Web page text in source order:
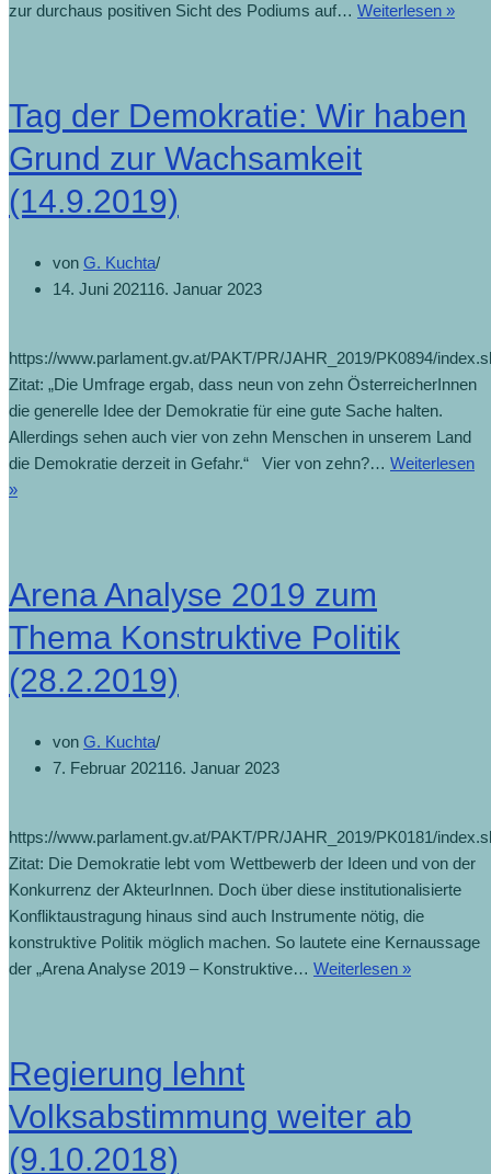
zur durchaus positiven Sicht des Podiums auf… Weiterlesen »
Tag der Demokratie: Wir haben
Grund zur Wachsamkeit
(14.9.2019)
von G. Kuchta
14. Juni 202116. Januar 2023
https://www.parlament.gv.at/PAKT/PR/JAHR_2019/PK0894/
Zitat: „Die Umfrage ergab, dass neun von zehn ÖsterreicherInnen
die generelle Idee der Demokratie für eine gute Sache halten.
Allerdings sehen auch vier von zehn Menschen in unserem Land
die Demokratie derzeit in Gefahr.“ Vier von zehn?… Weiterlesen
»
Arena Analyse 2019 zum
Thema Konstruktive Politik
(28.2.2019)
von G. Kuchta
7. Februar 202116. Januar 2023
https://www.parlament.gv.at/PAKT/PR/JAHR_2019/PK0181/
Zitat: Die Demokratie lebt vom Wettbewerb der Ideen und von der
Konkurrenz der AkteurInnen. Doch über diese institutionalisierte
Konfliktaustragung hinaus sind auch Instrumente nötig, die
konstruktive Politik möglich machen. So lautete eine Kernaussage
der „Arena Analyse 2019 – Konstruktive… Weiterlesen »
Regierung lehnt
Volksabstimmung weiter ab
(9.10.2018)